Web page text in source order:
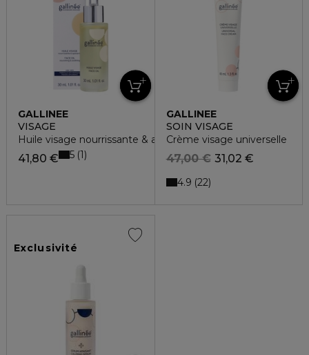
GALLINEE
VISAGE
Huile visage nourrissante & apaisante
41,80 € 5 1
GALLINEE
SOIN VISAGE
Crème visage universelle
31,02 €
47,00 €
4.9 22
Exclusivité